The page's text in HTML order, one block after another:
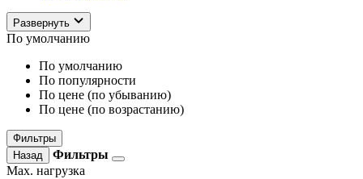
Развернуть
По умолчанию
По умолчанию
По популярности
По цене (по убыванию)
По цене (по возрастанию)
Фильтры
Назад
Фильтры
Max. нагрузка